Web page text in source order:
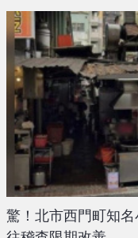
驚！北市西門町知